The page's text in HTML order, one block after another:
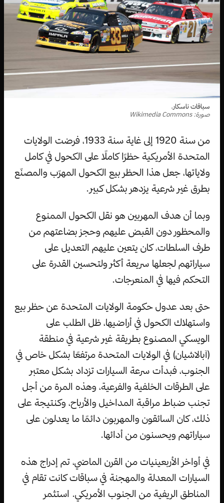
سباقات ناسكار.
صورة: Wikimedia Commons
من سنة 1920 إلى غاية سنة 1933، فرضت الولايات
المتحدة الأمريكية حظرًا كاملًا على الكحول في كامل
ولاياتها، جعل هذا الحظر بيع الكحول المهرّب والمصنّع
بطرق غير شرعية يزدهر بشكل كبير.
وبما أن هدف المهربين هو نقل الكحول الممنوع
والمحظور دون القبض عليهم وحجز بضاعتهم من
طرف السلطات، كان يتعين عليهم التعديل على
سياراتهم لجعلها سريعة أكثر ولتحسين القدرة على
التحكم فيها في المنعرجات.
حتى بعد عدول حكومة الولايات المتحدة عن حظر بيع
واستهلاك الكحول في أراضيها، ظل الطلب على
الويسكي المصنوع بطريقة غير شرعية في منطقة
(آبالاشيان) في الولايات المتحدة مرتفعًا بشكل خاص في
الجنوب، فبدأت سرعة السيارات تزداد بشكل معتبر
على الطرقات الخلفية والفرعية، وهذه المرة من أجل
تجنب ضباط مراقبة المداخيل والأرباح، وكنتيجة على
ذلك، كان السائقون والمهربون دائمًا ما يعدلون على
سياراتهم ويحسنون من أدائها.
في أواخر الأربعينيات من القرن الماضي، تم إدراج هذه
السيارات المعدلة والمهجنة في سباقات كانت تقام في
المناطق الريفية من الجنوب الأمريكي. استثمر